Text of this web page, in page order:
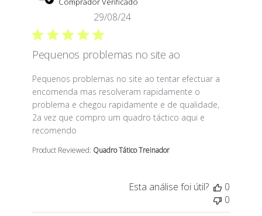
Pequenos problemas no site ao
Pequenos problemas no site ao tentar efectuar a
encomenda mas resolveram rapidamente o
problema e chegou rapidamente e de qualidade,
2a vez que compro um quadro táctico aqui e
recomendo
read more about review content Pequenos
Product Reviewed: Quadro Tático Treinador
29/08/24
Esta análise foi útil?
0
0